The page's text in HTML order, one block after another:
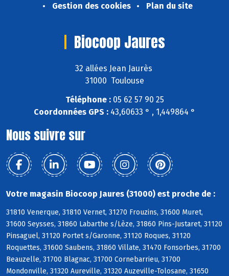
Gestion des cookies
Plan du site
Biocoop Jaures
32 allées Jean Jaurès
31000 Toulouse
Téléphone :05 62 57 90 25
Coordonnées GPS : 43,60633 ° , 1,449864 °
Nous suivre sur
Votre magasin Biocoop Jaures (31000) est proche de :
31810 Venerque, 31810 Vernet, 31270 Frouzins, 31600 Muret,
31600 Seysses, 31860 Labarthe s/Lèze, 31860 Pins-Justaret, 31120
Pinsaguel, 31120 Portet s/Garonne, 31120 Roques, 31120
Roquettes, 31600 Saubens, 31860 Villate, 31470 Fonsorbes, 31700
Beauzelle, 31700 Blagnac, 31700 Cornebarrieu, 31700
Mondonville, 31320 Aureville, 31320 Auzeville-Tolosane, 31650